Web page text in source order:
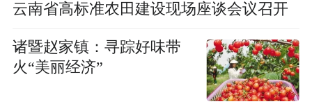
云南省高标准农田建设现场座谈会议召开
诸暨赵家镇：寻踪好味带
火“美丽经济”